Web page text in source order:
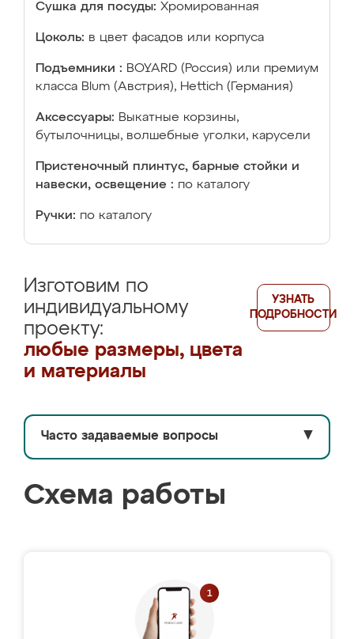
Сушка для посуды: Хромированная
Цоколь: в цвет фасадов или корпуса
Подъемники : BOYARD (Россия) или премиум
класса Blum (Австрия), Hettich (Германия)
Аксессуары: Выкатные корзины,
бутылочницы, волшебные уголки, карусели
Пристеночный плинтус, барные стойки и
навески, освещение : по каталогу
Ручки: по каталогу
Изготовим по
индивидуальному
проекту:
любые размеры, цвета
и материалы
УЗНАТЬ
ПОДРОБНОСТИ
Часто задаваемые вопросы ▼
Схема работы